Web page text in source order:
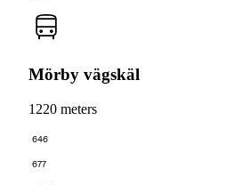
Mörby vägskäl
1220 meters
646
677